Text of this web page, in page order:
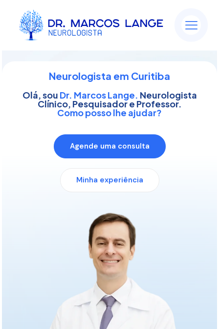
Neurologista em Curitiba
Olá, sou Dr. Marcos Lange. Neurologista
Clínico, Pesquisador e Professor.
Como posso lhe ajudar?
Agende uma consulta
Minha experiência